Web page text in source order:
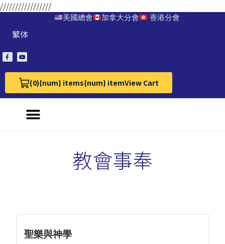
/////////////////
美國總會 加拿大分會 香港分會
繁体
(0)
View Cart 0{num} items{num} itemView Cart
教會事奉
聖樂與神學